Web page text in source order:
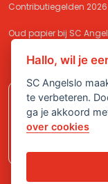
Contributiegelden
Oud papier bij SC
Hallo, wil je
SC Angelslo
te verbeteren.
ga je akkoord
over cookies